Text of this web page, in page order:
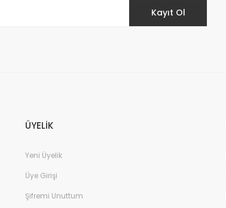
Kayıt Ol
ÜYELİK
Yeni Üyelik
Üye Girişi
Şifremi Unuttum